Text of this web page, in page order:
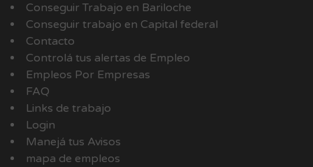
Conseguir Trabajo en Bariloche
Conseguir trabajo en Capital federal
Contacto
Controlá tus alertas de Empleo
Empleos Por Empresas
FAQ
Links de trabajo
Login
Manejá tus Avisos
mapa de empleos